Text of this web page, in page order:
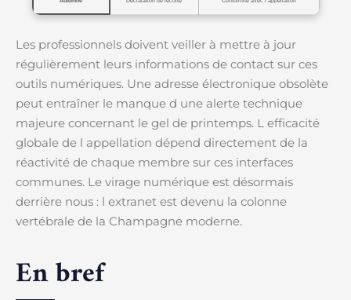
Les professionnels doivent veiller à mettre à jour
régulièrement leurs informations de contact sur ces
outils numériques. Une adresse électronique obsolète
peut entraîner le manque d une alerte technique
majeure concernant le gel de printemps. L efficacité
globale de l appellation dépend directement de la
réactivité de chaque membre sur ces interfaces
communes. Le virage numérique est désormais
derrière nous : l extranet est devenu la colonne
vertébrale de la Champagne moderne.
En bref